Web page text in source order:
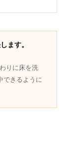
ます。
りに床を洗
できるように